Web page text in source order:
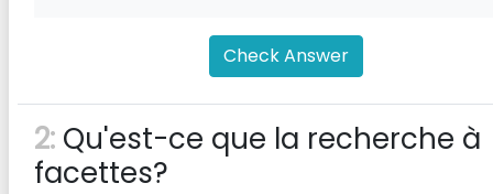
Check Answer
2: Qu'est-ce que la recherche à
facettes?